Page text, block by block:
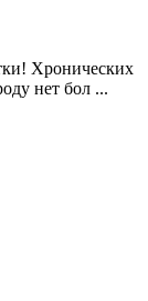
Хронических
нет бол ...